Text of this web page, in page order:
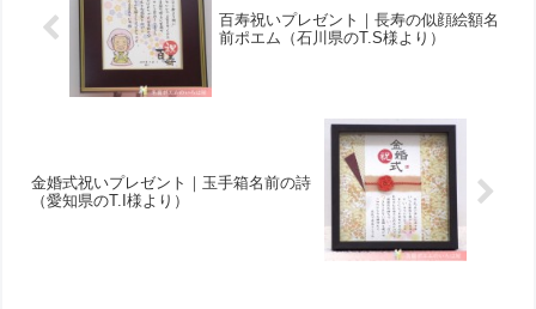
百寿祝いプレゼント｜長寿の似顔絵額名
前ポエム（石川県のT.S様より ）
金婚式祝いプレゼント｜玉手箱名前の詩
（愛知県のT.I様より ）